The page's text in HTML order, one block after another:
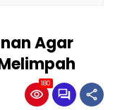
Agar
180